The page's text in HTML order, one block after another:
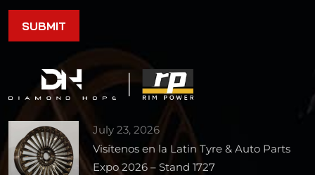
July 23, 2026
Visítenos en la Latin Tyre & Auto Parts
Expo 2026 – Stand 1727